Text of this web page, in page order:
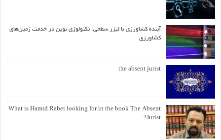
آینده کشاورزی با لیزر سطحی: تکنولوژی نوین در خدمت زمین‌های
کشاورزی
the absent jurist
What is Hamid Rabei looking for in the book The Absent
Jurist?